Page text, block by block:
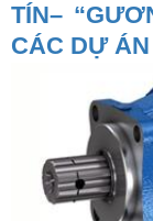
TÍN–
CÁC DỰ